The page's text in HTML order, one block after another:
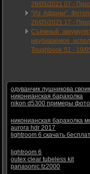
28/05/2021 07 -
"Из Африки".
26/05/2021 17 -
Съёмный
неубиваемое
Toughbook S1 - 19/
одуванчик лушникова
никонианская барахолка
nikon d5300 примеры фото
никонианская барахолка
aurora hdr 2017
lightroom 6 скачать
lightroom 6
outex clear tubeless kit
panasonic fz2000